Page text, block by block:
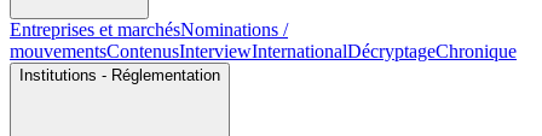
Entreprises et marchésNominations /
mouvementsContenusInterviewInternationalDécryptageChronique
Institutions - Réglementation